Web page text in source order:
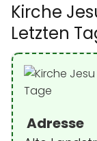
Kirche
Letzten
Adresse